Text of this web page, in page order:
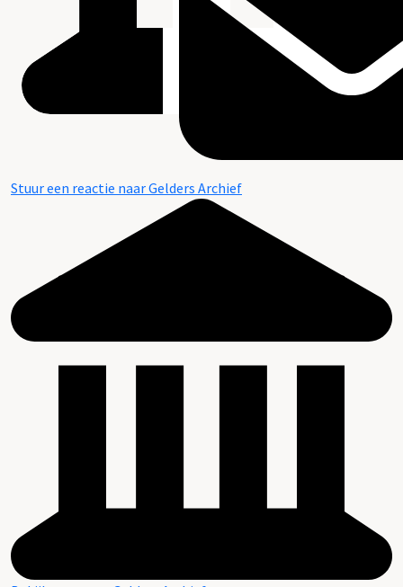
Stuur een reactie naar Gelders Archief